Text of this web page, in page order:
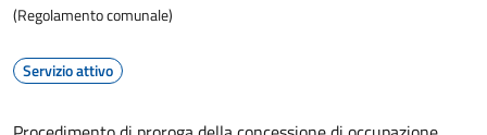
(Regolamento comunale)
Servizio attivo